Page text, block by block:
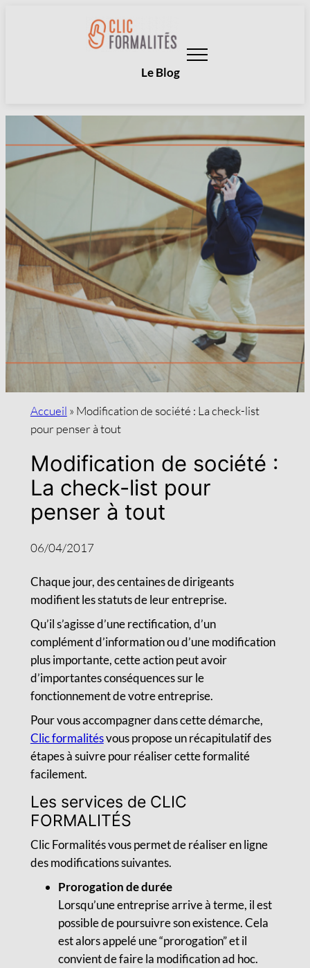
Le Blog
Accueil » Modification de société : La check-list
pour penser à tout
Modification de société :
La check-list pour
penser à tout
06/04/2017
Chaque jour, des centaines de dirigeants
modifient les statuts de leur entreprise.
Qu’il s’agisse d’une rectification, d’un
complément d’information ou d’une modification
plus importante, cette action peut avoir
d’importantes conséquences sur le
fonctionnement de votre entreprise.
Pour vous accompagner dans cette démarche,
Clic formalitésvous propose un récapitulatif des
étapes à suivre pour réaliser cette formalité
facilement.
Les services de CLIC
FORMALITÉS
Clic Formalités vous permet de réaliser en ligne
des modifications suivantes.
Prorogation de durée
Lorsqu’une entreprise arrive à terme, il est
possible de poursuivre son existence. Cela
est alors appelé une “prorogation” et il
convient de faire la modification ad hoc.